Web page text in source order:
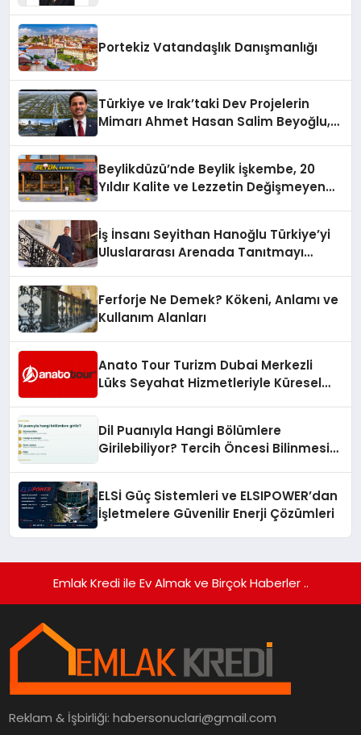
Portekiz Vatandaşlık Danışmanlığı
Türkiye ve Irak’taki Dev Projelerin
Mimarı Ahmet Hasan Salim Beyoğlu,
Hayata Geçirecek
Beylikdüzü’nde Beylik İşkembe, 20
Yıldır Kalite ve Lezzetin Değişmeyen
İş İnsanı Seyithan Hanoğlu Türkiye’yi
Uluslararası Arenada Tanıtmayı
Ferforje Ne Demek? Kökeni, Anlamı ve
Kullanım Alanları
Anato Tour Turizm Dubai Merkezli
Lüks Seyahat Hizmetleriyle Küresel
Dil Puanıyla Hangi Bölümlere
Girilebiliyor? Tercih Öncesi Bilinmesi
ELSİ Güç Sistemleri ve ELSIPOWER’dan
İşletmelere Güvenilir Enerji Çözümleri
Emlak Kredi ile Ev Almak ve Birçok Haberler ..
Reklam & İşbirliği:habersonuclari@gmail.com